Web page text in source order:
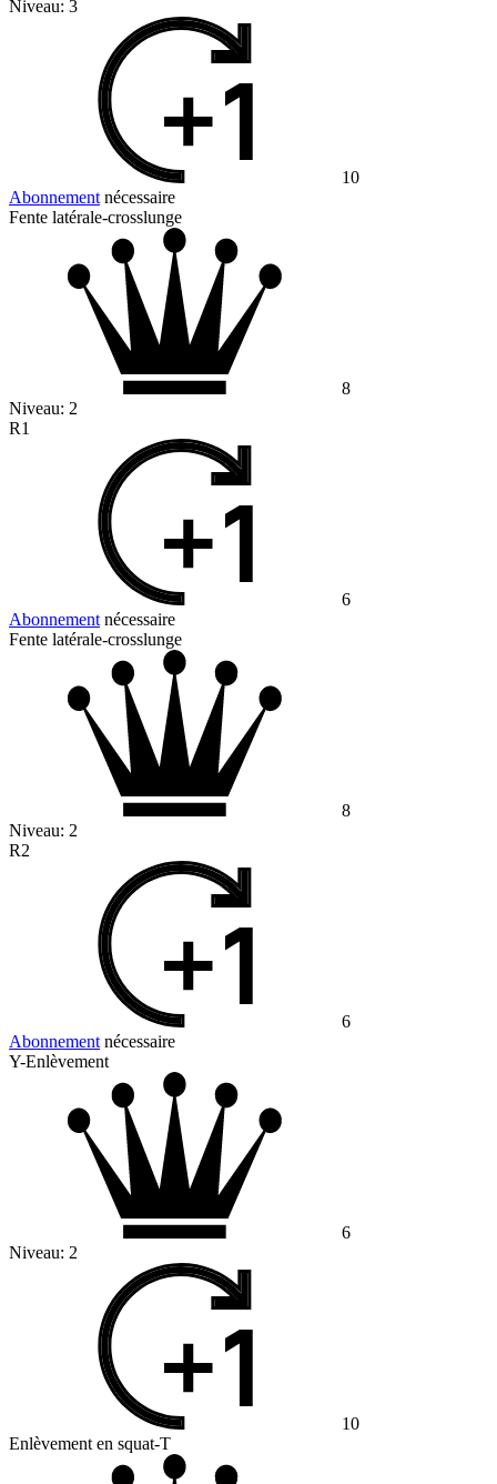
Niveau: 3
10
Abonnement nécessaire
Fente latérale-crosslunge
8
Niveau: 2
R1
6
Abonnement nécessaire
Fente latérale-crosslunge
8
Niveau: 2
R2
6
Abonnement nécessaire
Y-Enlèvement
6
Niveau: 2
10
Enlèvement en squat-T